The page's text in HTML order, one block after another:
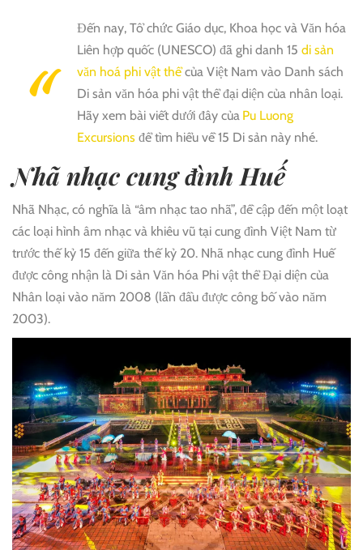
Đến nay, Tổ chức Giáo dục, Khoa học và Văn hóa
Liên hợp quốc (UNESCO) đã ghi danh 15 di sản
văn hoá phi vật thểcủa Việt Nam vào Danh sách
Di sản văn hóa phi vật thể đại diện của nhân loại.
Hãy xem bài viết dưới đây của Pu Luong
Excursions để tìm hiểu về 15 Di sản này nhé.
Nhã nhạc cung đình Huế
Nhã Nhạc, có nghĩa là “âm nhạc tao nhã”, đề cập đến một loạt
các loại hình âm nhạc và khiêu vũ tại cung đình Việt Nam từ
trước thế kỷ 15 đến giữa thế kỷ 20. Nhã nhạc cung đình Huế
được công nhận là Di sản Văn hóa Phi vật thể Đại diện của
Nhân loại vào năm 2008 (lần đầu được công bố vào năm
2003).